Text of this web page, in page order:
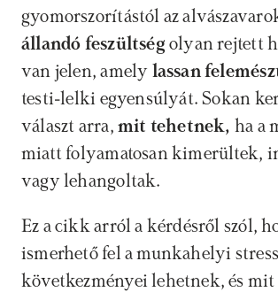
állandó feszültség olyan rejtett
van jelen, amely lassan
testi-lelki egyensúlyát. Sokan
választ arra, mit tehetnek, ha a
miatt folyamatosan kimerültek,
vagy lehangoltak.
Ez a cikk arról a kérdésről szól,
ismerhető fel a munkahelyi
következményei lehetnek, és mit